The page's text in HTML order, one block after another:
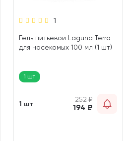
1
Гель питьевой Laguna Terra
для насекомых 100 мл (1 шт)
1 шт
1 шт
252₽
194 ₽